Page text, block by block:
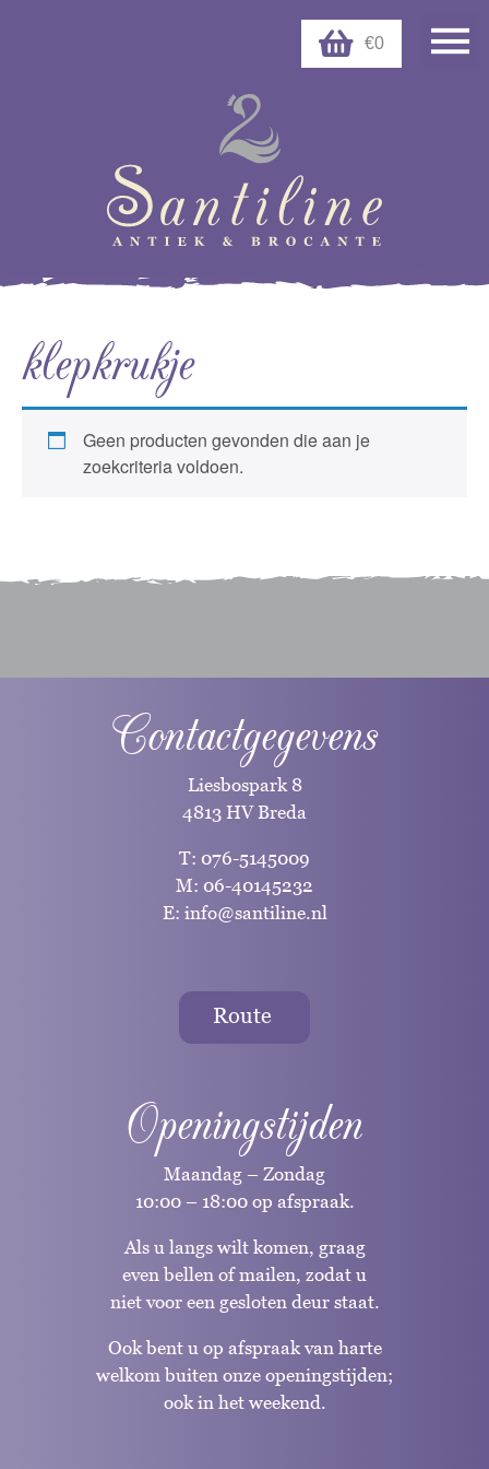
€0
klepkrukje
Geen producten gevonden die aan je
zoekcriteria voldoen.
Contactgegevens
Liesbospark 8
4813 HV Breda
T: 076-5145009
M: 06-40145232
E: info@santiline.nl
Route
Openingstijden
Maandag – Zondag
10:00 – 18:00 op afspraak.
Als u langs wilt komen, graag
even bellen of mailen, zodat u
niet voor een gesloten deur staat.
Ook bent u op afspraak van harte
welkom buiten onze openingstijden;
ook in het weekend.